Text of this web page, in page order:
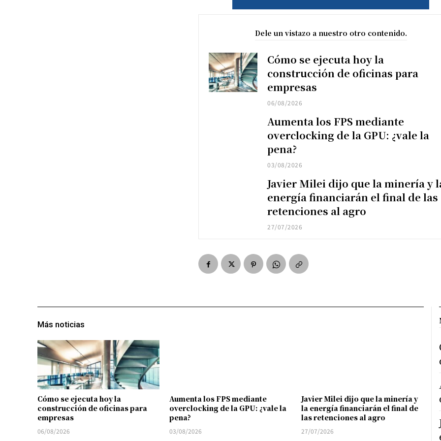
Dele un vistazo a nuestro otro contenido.
Cómo se ejecuta hoy la
construcción de oficinas para
empresas
06/08/2026
Aumenta los FPS mediante
overclocking de la GPU: ¿vale la
pena?
03/08/2026
Javier Milei dijo que la minería y
energía financiarán el final de las
retenciones al agro
27/07/2026
Más noticias
Cómo se ejecuta hoy la
construcción de oficinas para
empresas
06/08/2026
Aumenta los FPS mediante
overclocking de la GPU: ¿vale la
pena?
03/08/2026
Javier Milei dijo que la minería y
la energía financiarán el final de
las retenciones al agro
27/07/2026